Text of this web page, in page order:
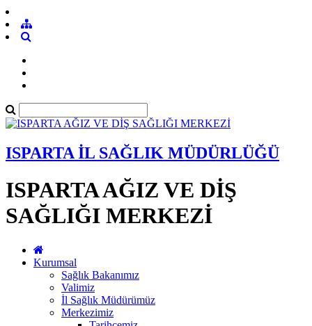
ISPARTA İL SAĞLIK MÜDÜRLÜĞÜ
ISPARTA AĞIZ VE DİŞ
SAĞLIĞI MERKEZİ
Kurumsal
Sağlık Bakanımız
Valimiz
İl Sağlık Müdürümüz
Merkezimiz